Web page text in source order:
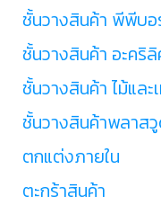
ชั้นวางสินค้า พีพีบ
ชั้นวางสินค้า อะคริ
ชั้นวางสินค้า ไม้แล
ชั้นวางสินค้าพลาส
ตกแต่งภายใน
ตะกร้าสินค้า